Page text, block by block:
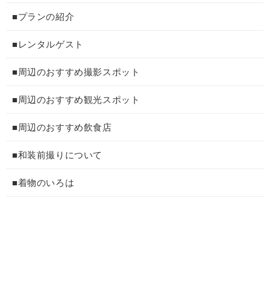
■プランの紹介
■レンタルゲスト
■周辺のおすすめ撮影スポット
■周辺のおすすめ観光スポット
■周辺のおすすめ飲食店
■和装前撮りについて
■着物のいろは